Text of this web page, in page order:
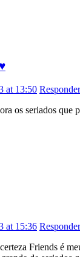
at 13:50 Responder
os seriados que
at 15:36 Responder
Friends é